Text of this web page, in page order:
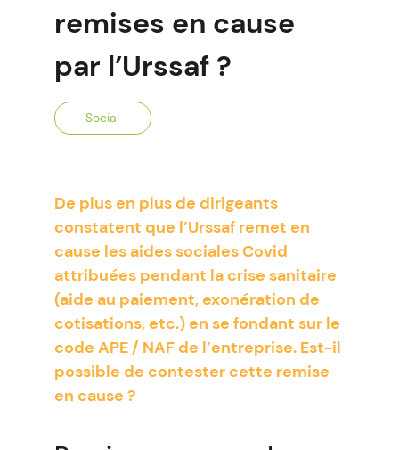
remises en cause
par l’Urssaf ?
Social
De plus en plus de dirigeants
constatent que l’Urssaf remet en
cause les aides sociales Covid
attribuées pendant la crise sanitaire
(aide au paiement, exonération de
cotisations, etc.) en se fondant sur le
code APE / NAF de l’entreprise. Est-il
possible de contester cette remise
en cause ?